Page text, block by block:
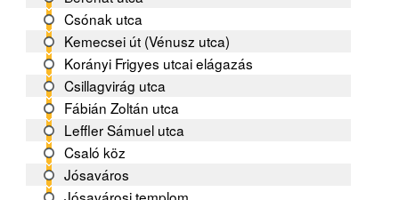
Csónak utca
Kemecsei út (Vénusz utca)
Korányi Frigyes utcai elágazás
Csillagvirág utca
Fábián Zoltán utca
Leffler Sámuel utca
Csaló köz
Jósaváros